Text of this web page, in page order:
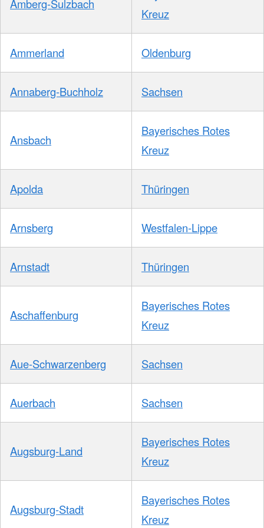
Amberg-Sulzbach
Kreuz
Ammerland Oldenburg
Annaberg-Buchholz Sachsen
Ansbach
Bayerisches Rotes
Kreuz
Apolda Thüringen
Arnsberg Westfalen-Lippe
Arnstadt Thüringen
Aschaffenburg
Bayerisches Rotes
Kreuz
Aue-Schwarzenberg Sachsen
Auerbach Sachsen
Augsburg-Land
Bayerisches Rotes
Kreuz
Augsburg-Stadt
Bayerisches Rotes
Kreuz